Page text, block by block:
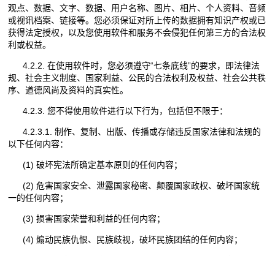
观点、数据、文字、数据、用户名称、图片、相片、个人资料、音频
或视讯档案、链接等。您必须保证对所上传的数据拥有知识产权或已
获得法定授权，以及您使用软件和服务不会侵犯任何第三方的合法权
利或权益。
4.2.2. 在使用软件时，您必须遵守“七条底线”的要求，即法律法
规、社会主义制度、国家利益、公民的合法权利及权益、社会公共秩
序、道德风尚及资料的真实性。
4.2.3. 您不得使用软件进行以下行为，包括但不限于：
4.2.3.1. 制作、复制、出版、传播或存储违反国家法律和法规的
以下任何内容：
(1) 破坏宪法所确定基本原则的任何内容；
(2) 危害国家安全、泄露国家秘密、颠覆国家政权、破坏国家统
一的任何内容；
(3) 损害国家荣誉和利益的任何内容；
(4) 煽动民族仇恨、民族歧视，破坏民族团结的任何内容；